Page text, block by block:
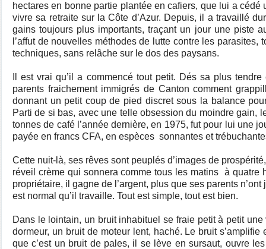
hectares en bonne partie plantée en cafiers, que lui a cédé
vivre sa retraite sur la Côte d’Azur. Depuis, il a travaillé
gains toujours plus importants, traçant un jour une piste
l’affut de nouvelles méthodes de lutte contre les parasites,
techniques, sans relâche sur le dos des paysans.
Il est vrai qu’il a commencé tout petit. Dés sa plus
parents fraichement immigrés de Canton comment
donnant un petit coup de pied discret sous la balance
Parti de si bas, avec une telle obsession du moindre gain,
tonnes de café l’année dernière, en 1975, fut pour lui une
payée en francs CFA, en espèces sonnantes et
Cette nuit-là, ses rêves sont peuplés d’images de
réveil crème qui sonnera comme tous les matins à quatre
propriétaire, il gagne de l’argent, plus que ses parents
est normal qu’il travaille. Tout est simple, tout est bien.
Dans le lointain, un bruit inhabituel se fraie petit à petit
dormeur, un bruit de moteur lent, haché. Le bruit
que c’est un bruit de pales, il se lève en sursaut, ouvre